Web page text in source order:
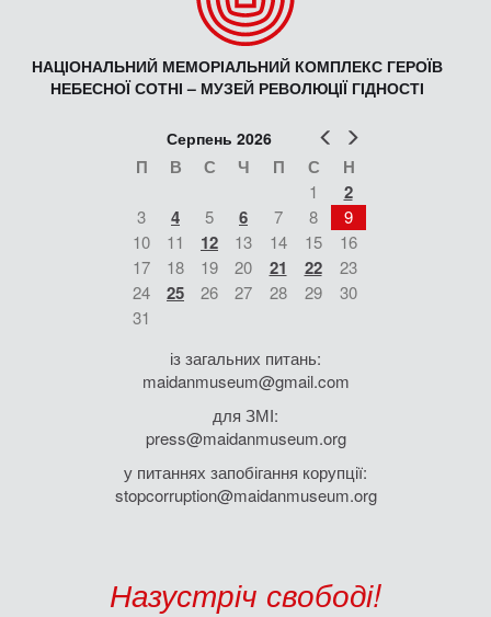
НАЦІОНАЛЬНИЙ МЕМОРІАЛЬНИЙ КОМПЛЕКС ГЕРОЇВ
НЕБЕСНОЇ СОТНІ – МУЗЕЙ РЕВОЛЮЦІЇ ГІДНОСТІ
Попер
Серпень 2026
П В С Ч П С Н
1 2
3 4 5 6 7 8
9
10
11 12 13 14 15
16
17
18 19 20 21 22
23
24
25 26 27 28 29
30
31
із загальних питань:
maidanmuseum@gmail.com
для ЗМІ:
press@maidanmuseum.org
у питаннях запобігання корупції:
stopcorruption@maidanmuseum.org
Назустріч свободі!